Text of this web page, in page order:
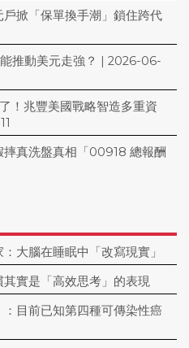
掀「保單換手潮」鎖住跨代
推動美元走強？ | 2026-06-
！兆豐美國戰略智造多重資
真洗盤真相「00918 總報酬
大腦在睡眠中「改寫現實」
實是「高效思考」的表現
目前已知第四種可傳染性癌